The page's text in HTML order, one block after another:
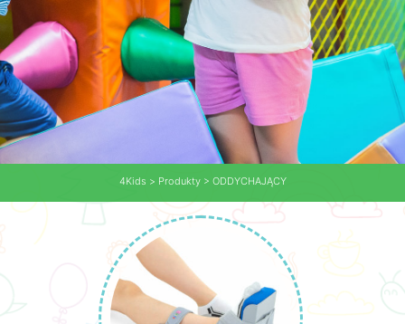
4Kids > Produkty> ODDYCHAJĄCY